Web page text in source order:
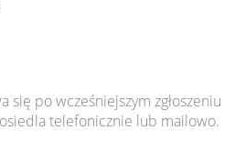
się po wcześniejszym zgłoszeniu
telefonicznie lub mailowo.